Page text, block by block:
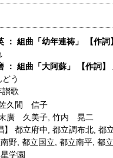
： 組曲「幼年連祷」 【作
： 組曲「大阿蘇」 【作詞
う
讃歌
久間 信子
廣 久美子, 竹内 晃二
】 都立府中 都立調布北, 都
野, 都立国立 都立南平, 都
学園